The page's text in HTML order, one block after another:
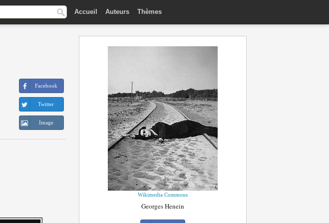
Accueil Auteurs Thèmes
Facebook
Twitter
Image
Wikimedia Commons
Georges Henein